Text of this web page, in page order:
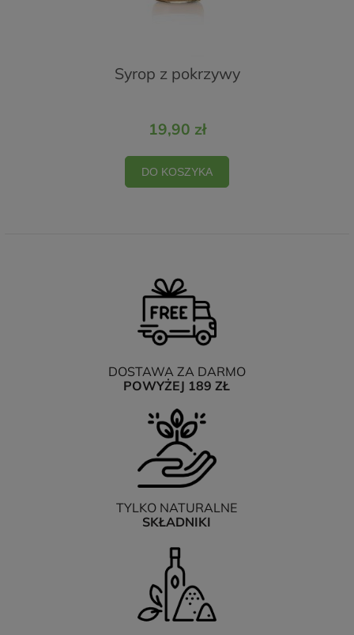
Syrop z pokrzywy
19,90 zł
DO KOSZYKA
DOSTAWA ZA DARMO
POWYŻEJ 189 ZŁ
TYLKO NATURALNE
SKŁADNIKI